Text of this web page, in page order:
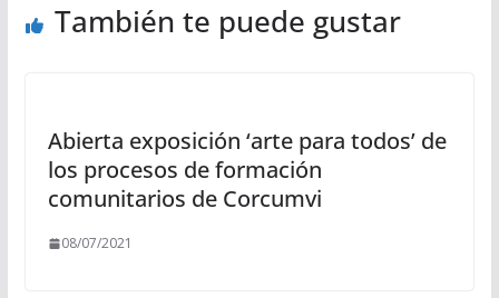
También te puede gustar
Abierta exposición ‘arte para todos’ de
los procesos de formación
comunitarios de Corcumvi
08/07/2021